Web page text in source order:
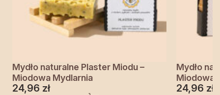
Mydło naturalne Plaster Miodu –
Miodowa Mydlarnia
24,96 zł
Mydło
Miodowa
24,96 zł